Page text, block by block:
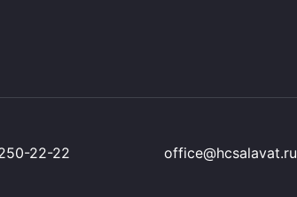
22-22 office@hcsalavat.ru